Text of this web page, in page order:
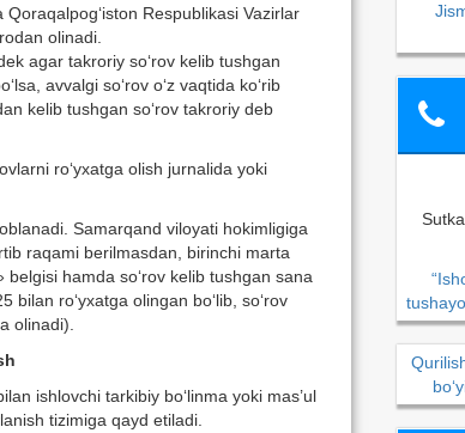
Respublikasi Vazirlar
olinadi.
agar takroriy sо‘rov kelib tushgan
avvalgi sо‘rov о‘z vaqtida kо‘rib
kelib tushgan sо‘rov takroriy deb
rо‘yxatga olish jurnalida yoki
Samarqand viloyati hokimligiga
raqami berilmasdan, birinchi marta
belgisi hamda sо‘rov kelib tushgan sana
rо‘yxatga olingan bо‘lib, sо‘rov
olinadi).
ishlovchi tarkibiy bо‘linma yoki mas’ul
tizimiga qayd etiladi.